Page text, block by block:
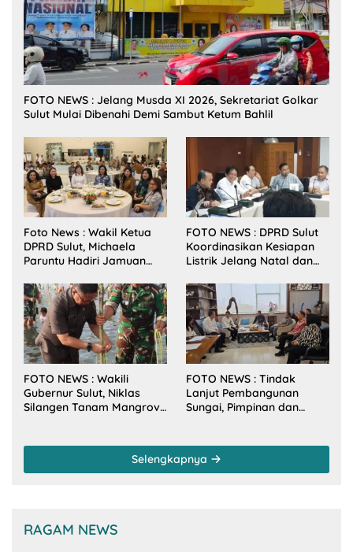
FOTO NEWS : Jelang Musda XI 2026, Sekretariat Golkar
Sulut Mulai Dibenahi Demi Sambut Ketum Bahlil
Foto News : Wakil Ketua
DPRD Sulut, Michaela
Paruntu Hadiri Jamuan
Sulut Bersama Wamenkes
RI
FOTO NEWS : DPRD Sulut
Koordinasikan Kesiapan
Listrik Jelang Natal dan
FOTO NEWS : Wakili
Gubernur Sulut, Niklas
Silangen Tanam Mangrove
FOTO NEWS : Tindak
Lanjut Pembangunan
Sungai, Pimpinan dan
Kementerian PU-RI
Selengkapnya
RAGAM NEWS